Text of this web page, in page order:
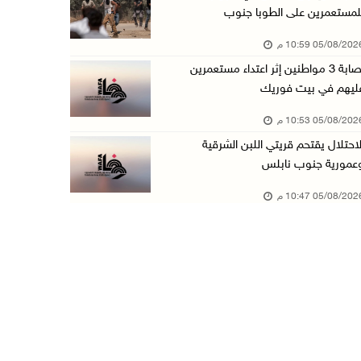
عبد السلام السيد يفوز بترشيح الديمقراطيين لمج ...
الهلال الأحمر: 8 إصابات إثر اعتداء الاحتلال ...
مخطط استعماري جديد في "جيلو" يهدد بعزل القدس ...
الاحتلال ينصب حاجزًا عسكريًا على مدخل بلدة دي ...
على الطوبا جنوب
08/2026 10:59 م
إصابة 3 مواطنين إثر اعتداء مستعمرين
في بيت فوريك
08/2026 10:53 م
يقتحم قريتي اللبن الشرقية
جنوب نابلس
08/2026 10:47 م